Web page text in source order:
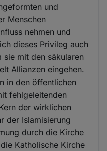
und
Menschen
nehmen und
dieses Privileg auch
mit den säkularen
Allianzen eingehen.
in den öffentlichen
fehlgeleitenden
der wirklichen
der Islamisierung
durch die Kirche
Katholische Kirche